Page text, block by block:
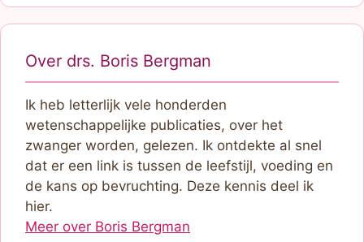
Over drs. Boris Bergman
Ik heb letterlijk vele honderden
wetenschappelijke publicaties, over het
zwanger worden, gelezen. Ik ontdekte al snel
dat er een link is tussen de leefstijl, voeding en
de kans op bevruchting. Deze kennis deel ik
hier.
Meer over Boris Bergman